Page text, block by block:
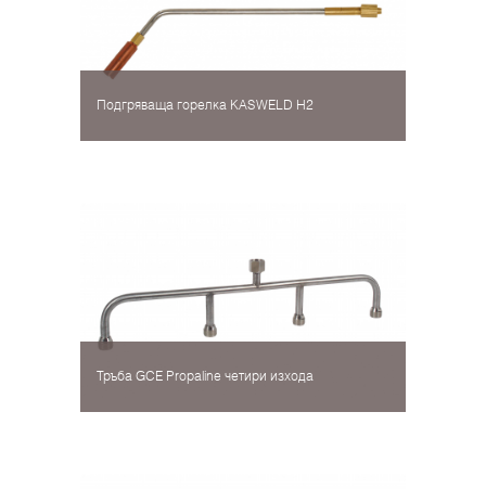
Подгряваща горелка KASWELD H2
Тръба GCE Propaline четири изхода